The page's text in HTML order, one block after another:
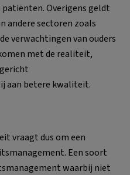
Overigens geldt
andere sectoren zoals
verwachtingen van ouders
met de realiteit,
aan betere kwaliteit.
vraagt dus om een
Een soort
waarbij niet